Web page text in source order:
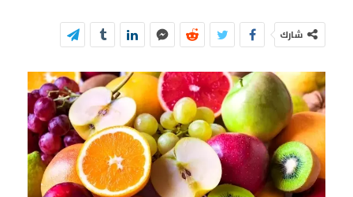
شارك